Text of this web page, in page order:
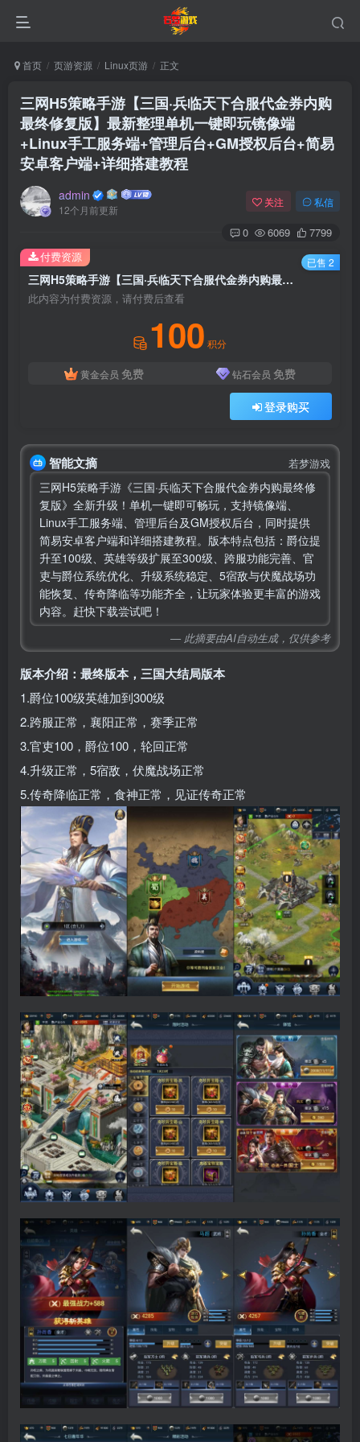
首页 页游资源 Linux页游 正文
三网H5策略手游【三国·兵临天下合服代金券内购
最终修复版】最新整理单机一键即玩镜像端
+Linux手工服务端+管理后台+GM授权后台+简易
安卓客户端+详细搭建教程
admin
12个月前更新
关注 私信
0 6069 7799
三网H5策略手游【三国·兵临天下合服代金券内购最终修复版】最新整理单机一键即玩镜像端+Linux手工服务端+管理后台+GM授权后台+简易安卓客户端+详细搭建教程
此内容为付费资源，请付费后查看
100 积分
黄金会员 免费 钻石会员 免费
登录购买
付费资源 已售 2
智能文摘 若梦游戏
三网H5策略手游《三国·兵临天下合服代金券内购最终修
复版》全新升级！单机一键即可畅玩，支持镜像端、
Linux手工服务端、管理后台及GM授权后台，同时提供
简易安卓客户端和详细搭建教程。版本特点包括：爵位提
升至100级、英雄等级扩展至300级、跨服功能完善、官
吏与爵位系统优化、升级系统稳定、5宿敌与伏魔战场功
能恢复、传奇降临等功能齐全，让玩家体验更丰富的游戏
内容。赶快下载尝试吧！
— 此摘要由AI自动生成，仅供参考
版本介绍：最终版本，三国大结局版本
1.爵位100级英雄加到300级
2.跨服正常，襄阳正常，赛季正常
3.官吏100，爵位100，轮回正常
4.升级正常，5宿敌，伏魔战场正常
5.传奇降临正常，食神正常，见证传奇正常